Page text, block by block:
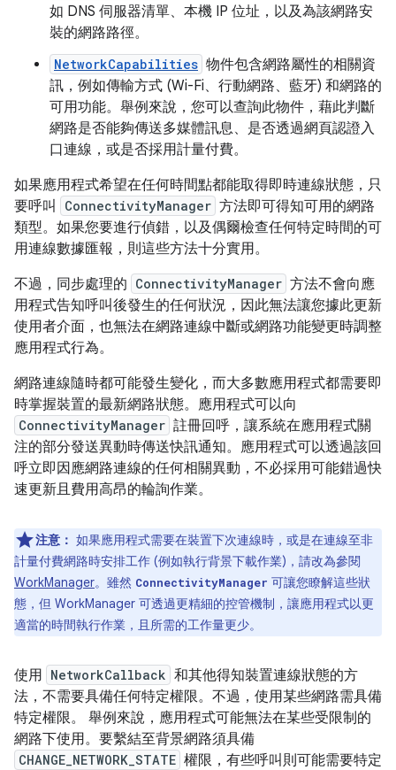
如 DNS 伺服器清單、本機 IP 位址，以及為該網路安
裝的網路路徑。
NetworkCapabilities 物件包含網路屬性的相關資
訊，例如傳輸方式 (Wi-Fi、行動網路、藍牙) 和網路的
可用功能。舉例來說，您可以查詢此物件，藉此判斷
網路是否能夠傳送多媒體訊息、是否透過網頁認證入
口連線，或是否採用計量付費。
如果應用程式希望在任何時間點都能取得即時連線狀態，只
要呼叫
ConnectivityManager 方法即可得知可用的網路
類型。如果您要進行偵錯，以及偶爾檢查任何特定時間的可
用連線數據匯報，則這些方法十分實用。
不過，同步處理的 ConnectivityManager 方法不會向應
用程式告知呼叫後發生的任何狀況，因此無法讓您據此更新
使用者介面，也無法在網路連線中斷或網路功能變更時調整
應用程式行為。
網路連線隨時都可能發生變化，而大多數應用程式都需要即
時掌握裝置的最新網路狀態。應用程式可以向
ConnectivityManager 註冊回呼，讓系統在應用程式關
注的部分發送異動時傳送快訊通知。應用程式可以透過該回
呼立即因應網路連線的任何相關異動，不必採用可能錯過快
速更新且費用高昂的輪詢作業。
注意： 如果應用程式需要在裝置下次連線時，或是在連線至非
計量付費網路時安排工作 (例如執行背景下載作業)，請改為參閱
WorkManager。雖然 ConnectivityManager 可讓您瞭解這些狀
態，但 WorkManager 可透過更精細的控管機制，讓應用程式以更
適當的時間執行作業，且所需的工作量更少。
使用 NetworkCallback 和其他得知裝置連線狀態的方
法，不需要具備任何特定權限。不過，使用某些網路需具備
特定權限。 舉例來說，應用程式可能無法在某些受限制的
網路下使用。要繫結至背景網路須具備
CHANGE_NETWORK_STATE 權限，有些呼叫則可能需要特定